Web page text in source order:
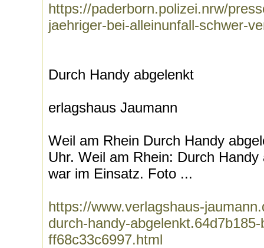
https://paderborn.polizei.nrw/
jaehriger-bei-alleinunfall-schwer-
Durch Handy abgelenkt
erlagshaus Jaumann
Weil am Rhein Durch Handy
Uhr. Weil am Rhein: Durch
war im Einsatz. Foto ...
https://www.verlagshaus-
durch-handy-
ff68c33c6997.html